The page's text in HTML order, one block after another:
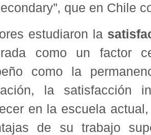
que en Chile
estudiaron la
como un factor
como la
la satisfacción
en la escuela
de su trabajo